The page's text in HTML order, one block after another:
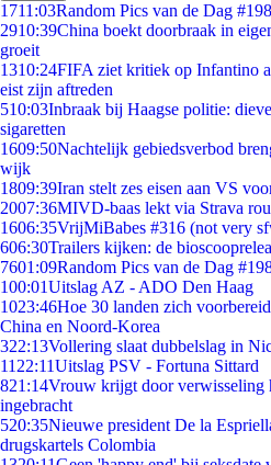
1711:03Random Pics van de Dag
2910:39China boekt doorbraak in
groeit
1310:24FIFA ziet kritiek op Infantino
eist zijn aftreden
510:03Inbraak bij Haagse politie:
sigaretten
1609:50Nachtelijk gebiedsverbod
wijk
1809:39Iran stelt zes eisen aan VS
2007:36MIVD-baas lekt via Strava
1606:35VrijMiBabes #316 (not very
606:30Trailers kijken: de
7601:09Random Pics van de Dag
100:01Uitslag AZ - ADO Den Haag
1023:46Hoe 30 landen zich
China en Noord-Korea
322:13Vollering slaat dubbelslag in
11 22:11Uitslag PSV - Fortuna Sittard
821:14Vrouw krijgt door verwisseling
ingebracht
520:35Nieuwe president De la
drugskartels Colombia